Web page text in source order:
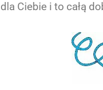
Ciebie i to całą